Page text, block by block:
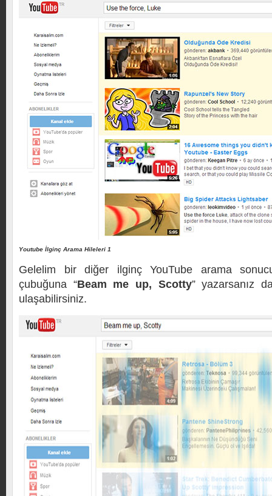
Youtube İlginç Arama Hileleri 1
Gelelim bir diğer ilginç YouTube arama
çubuğuna “Beam me up, Scotty” yazarsanız
ulaşabilirsiniz.